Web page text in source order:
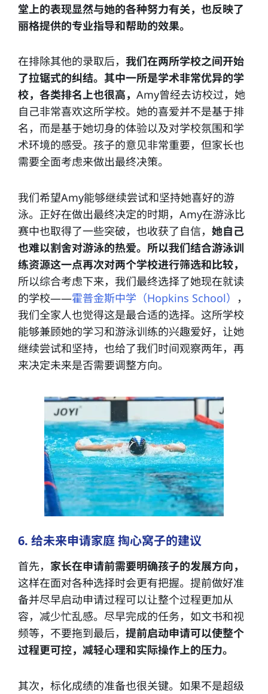
堂上的表现显然与她的各种努力有关，也反映了
丽格提供的专业指导和帮助的效果。
在排除其他的录取后， 我们在两所学校之间开始
了拉锯式的纠结。其中一所是学术非常优异的学
校，各类排名上也很高， Amy曾经去访校过，她
自己非常喜欢这所学校。她的喜爱并不是基于排
名，而是基于她切身的体验以及对学校氛围和学
术环境的感受。孩子的意见非常重要，但家长也
需要全面考虑来做出最终决策。
我们希望Amy能够继续尝试和坚持她喜好的游
泳。正好在做出最终决定的时期，Amy在游泳比
赛中也取得了一些突破，也收获了自信， 她自己
也难以割舍对游泳的热爱。所以我们结合游泳训
练资源这一点再次对两个学校进行筛选和比较，
所以综合考虑下来，我们最终选择了她现在就读
的学校——霍普金斯中学（Hopkins School）
，
我们全家人也觉得这是最合适的选择。这所学校
能够兼顾她的学习和游泳训练的兴趣爱好，让她
继续尝试和坚持，也给了我们时间观察两年，再
来决定未来是否需要调整方向。
6. 给未来申请家庭 掏心窝子的建议
首先， 家长在申请前需要明确孩子的发展方向，
这样在面对各种选择时会更有把握。提前做好准
备并尽早启动申请过程可以让整个过程更加从
容，减少忙乱感。尽早完成的任务，如文书和视
频等，不要拖到最后， 提前启动申请可以使整个
过程更可控，减轻心理和实际操作上的压力。
其次，标化成绩的准备也很关键。如果不是超级